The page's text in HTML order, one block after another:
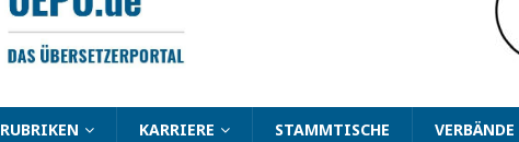
RUBRIKEN KARRIERE STAMMTISCHE VERBÄNDE